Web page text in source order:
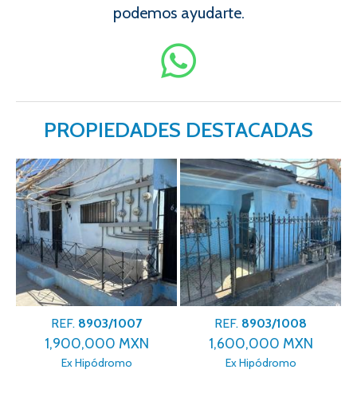
podemos ayudarte.
PROPIEDADES DESTACADAS
REF. 8903/1007
1,900,000 MXN
Ex Hipódromo
REF. 8903/1008
1,600,000 MXN
Ex Hipódromo